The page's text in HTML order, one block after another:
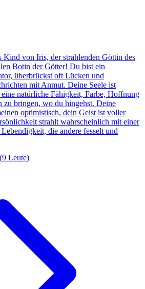
Kind von Iris, der strahlenden Göttin des
Botin der Götter! Du bist ein
überbrückst oft Lücken und
mit Anmut. Deine Seele ist
natürliche Fähigkeit, Farbe, Hoffnung
zu bringen, wo du hingehst. Deine
optimistisch, dein Geist ist voller
strahlt wahrscheinlich mit einer
die andere fesselt und
9 Leute)